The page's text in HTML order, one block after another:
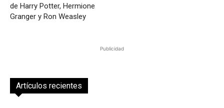
de Harry Potter, Hermione
Granger y Ron Weasley
Publicidad
Artículos recientes